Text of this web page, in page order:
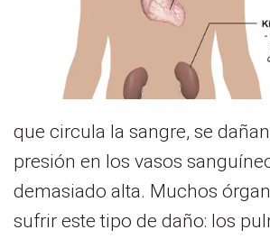
que circula la sangre, se
presión en los vasos
demasiado alta. Muchos
sufrir este tipo de daño: los